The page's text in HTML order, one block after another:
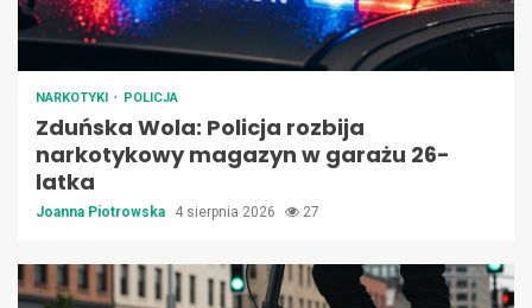
NARKOTYKI POLICJA
Zduńska Wola: Policja rozbija
narkotykowy magazyn w garażu 26-
latka
Joanna Piotrowska 4 sierpnia 2026 27